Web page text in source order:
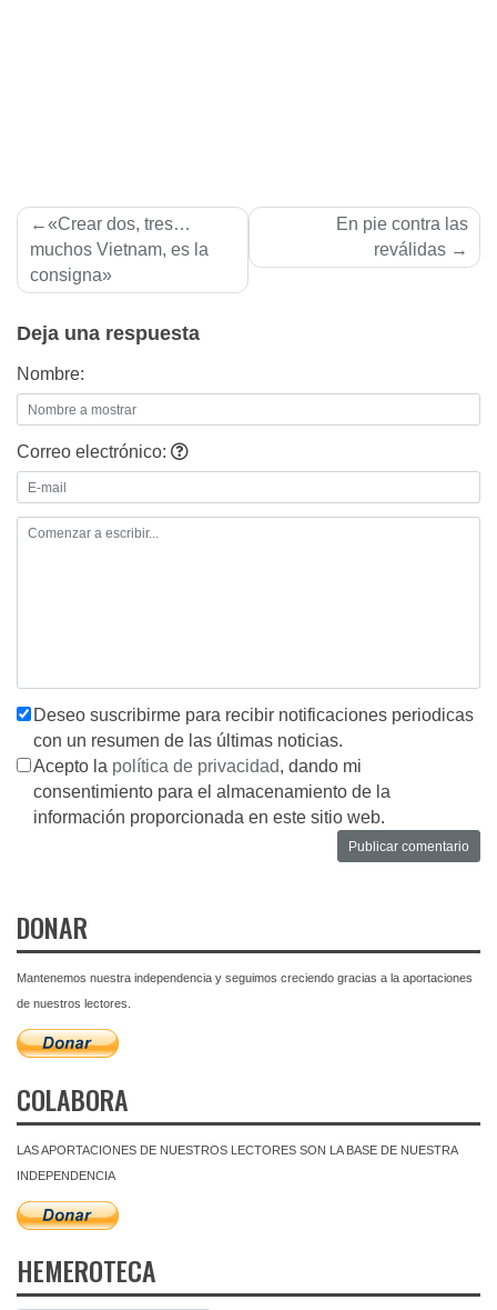
Navegación
de
entradas
«Crear dos, tres…
muchos Vietnam, es la
consigna»
En pie contra las
reválidas
Deja una respuesta
Nombre:
Correo electrónico:
Deseo suscribirme para recibir notificaciones periodicas
con un resumen de las últimas noticias.
Acepto la política de privacidad, dando mi
consentimiento para el almacenamiento de la
información proporcionada en este sitio web.
DONAR
Mantenemos nuestra independencia y seguimos creciendo gracias a la aportaciones
de nuestros lectores.
COLABORA
LAS APORTACIONES DE NUESTROS LECTORES SON LA BASE DE NUESTRA
INDEPENDENCIA
HEMEROTECA